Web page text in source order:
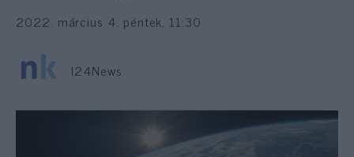
2022. március 4. péntek, 11:30
I24News